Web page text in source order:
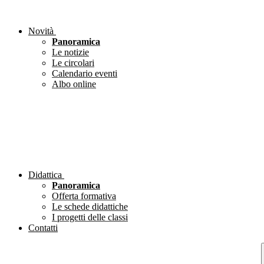
Novità
Panoramica
Le notizie
Le circolari
Calendario eventi
Albo online
Didattica
Panoramica
Offerta formativa
Le schede didattiche
I progetti delle classi
Contatti